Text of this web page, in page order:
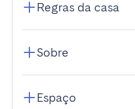
Regras da casa
Sobre
Espaço